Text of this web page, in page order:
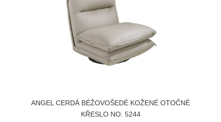
ANGEL CERDÁ BÉŽOVOŠEDÉ KOŽENÉ OTOČNÉ
KŘESLO NO. 5244